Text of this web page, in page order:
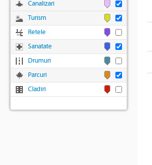
Canalizari
Turism
Retele
Sanatate
Drumuri
Parcuri
Cladiri